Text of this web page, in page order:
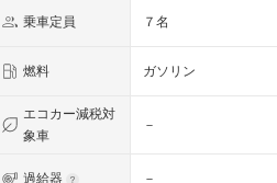
乗車定員 ７名
燃料 ガソリン
エコカー減税対
象車
－
過給器 －